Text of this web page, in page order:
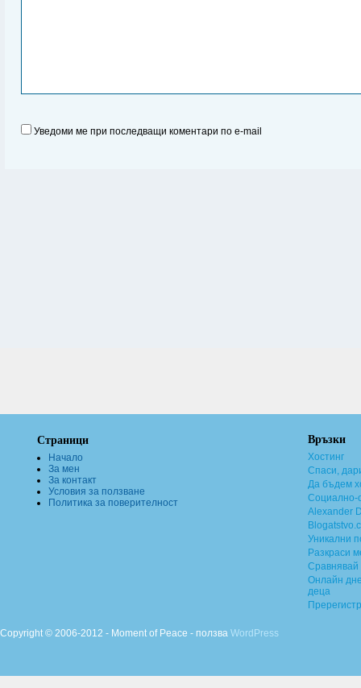
Уведоми ме при последващи коментари по e-mail
Страници
Начало
За мен
За контакт
Условия за ползване
Политика за поверителност
Връзки
Хостинг
Спаси,
Да бъдем
Социално-
Alexander
Уникални
Разкраси
Сравнявай
Онлайн
деца
Copyright © 2006-2012 - Moment of Peace - ползва WordPress